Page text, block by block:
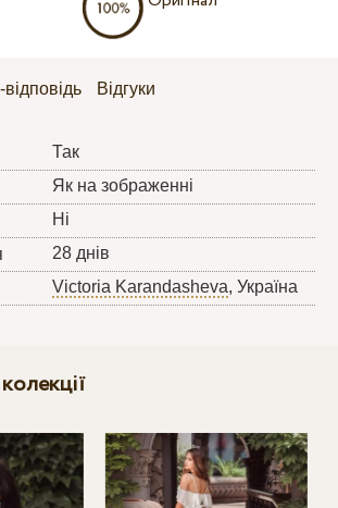
Відгуки
Так
Як на зображенні
Ні
28 днів
Victoria Karandasheva, Україна